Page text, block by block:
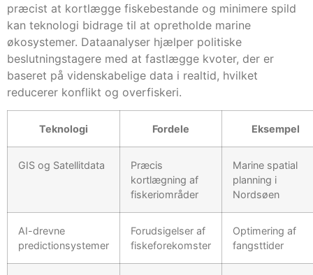
præcist at kortlægge fiskebestande og minimere spild
kan teknologi bidrage til at opretholde marine
økosystemer. Dataanalyser hjælper politiske
beslutningstagere med at fastlægge kvoter, der er
baseret på videnskabelige data i realtid, hvilket
reducerer konflikt og overfiskeri.
Teknologi Fordele Eksempel
GIS og Satellitdata
Præcis
kortlægning af
fiskeriområder
Marine spatial
planning i
Nordsøen
AI-drevne
predictionsystemer
Forudsigelser af
fiskeforekomster
Optimering af
fangsttider